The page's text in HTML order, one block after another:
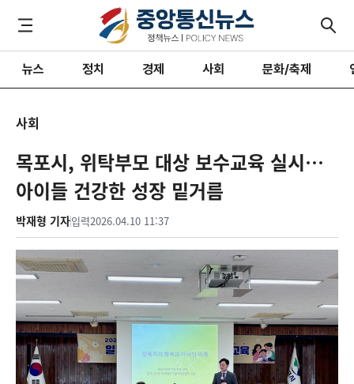
뉴스 정치 경제 사회 문화/축제
사회
목포시, 위탁부모 대상 보수교육 실시…
아이들 건강한 성장 밑거름
박재형 기자입력2026.04.10 11:37